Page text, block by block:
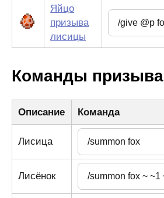
Яйцо
призыва
лисицы
Команды призыва
Описание Команда
Лисица
Лисёнок